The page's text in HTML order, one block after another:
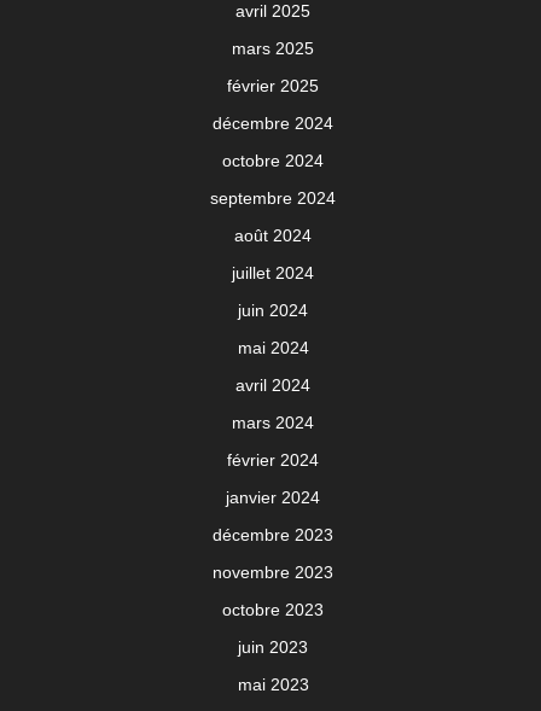
avril 2025
mars 2025
février 2025
décembre 2024
octobre 2024
septembre 2024
août 2024
juillet 2024
juin 2024
mai 2024
avril 2024
mars 2024
février 2024
janvier 2024
décembre 2023
novembre 2023
octobre 2023
juin 2023
mai 2023